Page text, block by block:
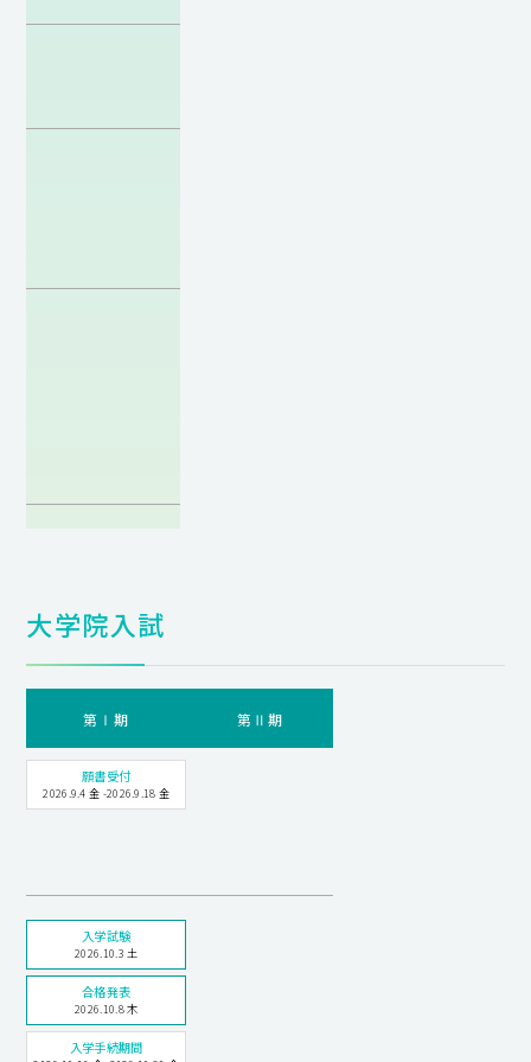
大学院入試
第Ⅰ期
願書受付
2026.9.4 金 -2026.9.18 金
入学試験
2026.10.3 土
合格発表
2026.10.8 木
入学手続期間
第Ⅱ期